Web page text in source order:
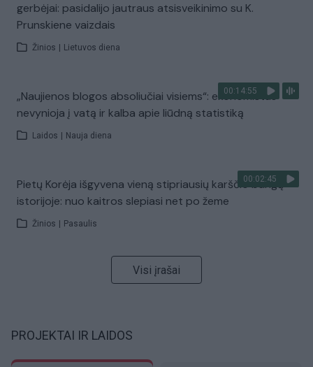
gerbėjai: pasidalijo jautraus atsisveikinimo su K.
Prunskiene vaizdais
Žinios Lietuvos diena
00:14:55
„Naujienos blogos absoliučiai visiems“: ekonomistas
nevynioja į vatą ir kalba apie liūdną statistiką
Laidos Nauja diena
00:02:45
Pietų Korėja išgyvena vieną stipriausių karščio bangų
istorijoje: nuo kaitros slepiasi net po žeme
Žinios Pasaulis
Visi įrašai
PROJEKTAI IR LAIDOS